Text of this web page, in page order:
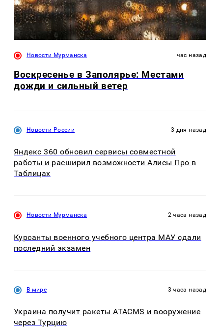
Новости Мурманска час назад
Воскресенье в Заполярье: Местами
дожди и сильный ветер
Новости России 3 дня назад
Яндекс 360 обновил сервисы совместной
работы и расширил возможности Алисы Про в
Таблицах
Новости Мурманска 2 часа назад
Курсанты военного учебного центра МАУ сдали
последний экзамен
В мире 3 часа назад
Украина получит ракеты ATACMS и вооружение
через Турцию